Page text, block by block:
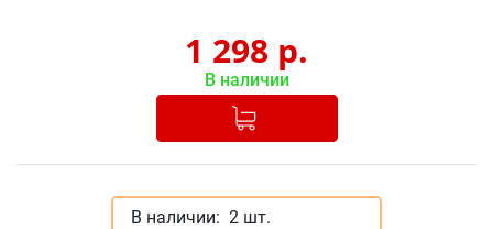
1 298 р.
В наличии
Добавлено в корзину
В наличии: 2 шт.